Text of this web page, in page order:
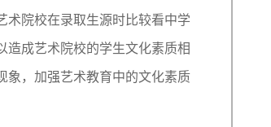
术院校在录取生源时比较看中学
造成艺术院校的学生文化素质相
象，加强艺术教育中的文化素质